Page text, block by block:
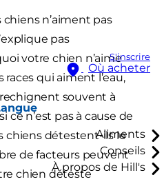
S'inscrire
Où acheter
Aliments
Conseils
À propos de Hill's
chiens n’aiment pas
pas
votre chien n’aime
races qui aiment l’eau,
souvent à
ce n’est pas à cause de
chiens détestent-ils le
de facteurs peuvent
chien déteste